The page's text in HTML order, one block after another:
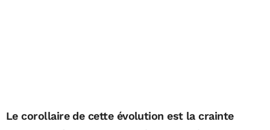
Le corollaire de cette évolution est la crainte